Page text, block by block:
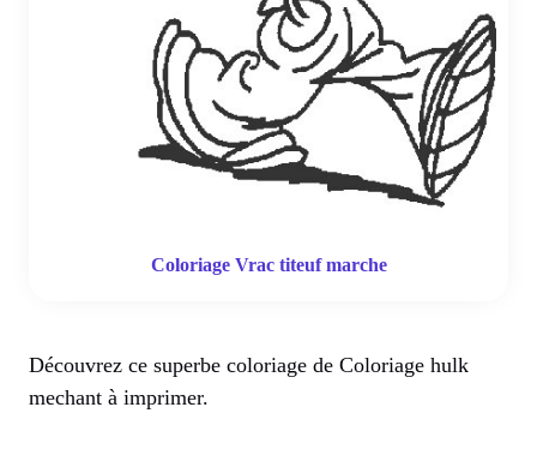
Coloriage Vrac titeuf marche
Découvrez ce superbe coloriage de Coloriage hulk
mechant à imprimer.